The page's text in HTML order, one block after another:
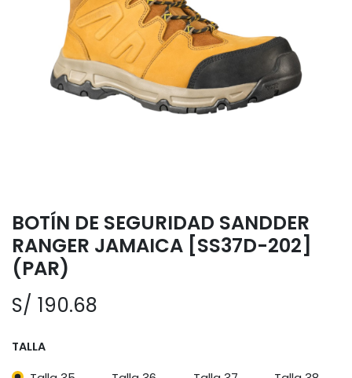
BOTÍN DE SEGURIDAD SANDDER
RANGER JAMAICA [SS37D-202]
(PAR)
S/ 190.68
TALLA